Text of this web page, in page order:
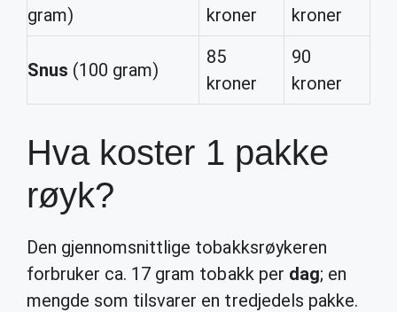
gram)
kroner
kroner
Snus (100 gram)
85
kroner
90
kroner
Hva koster 1 pakke
røyk?
Den gjennomsnittlige tobakksrøykeren
forbruker ca. 17 gram tobakk per dag; en
mengde som tilsvarer en tredjedels pakke.